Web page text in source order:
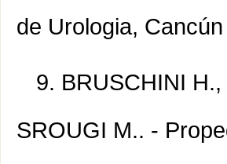
de Urologia,
BRUSCHINI
SROUGI M.. -